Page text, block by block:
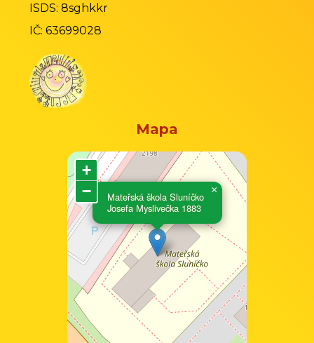
ISDS: 8sghkkr
IČ: 63699028
Mapa
Mateřská škola Sluníčko
Josefa Myslivečka 1883
×
+
−